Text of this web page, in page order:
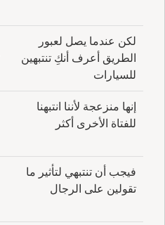
لكن عندما يصل لعبور
الطريق أعرف أنكِ تنتبهين
للسيارات
إنها منزعجة لأننا انتبهنا
للفتاة الأخرى أكثر
فيجب أن تنتبهي لتأثير ما
تقولين على الرجال